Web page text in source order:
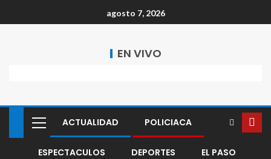
agosto 7, 2026
EN VIVO
ACTUALIDAD POLICIACA
ESPECTACULOS DEPORTES EL PASO